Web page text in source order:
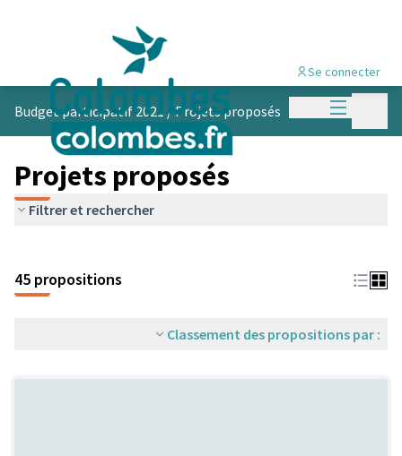
Menu
Se connecter
Budget participatif 2021 /Projets proposés
Projets proposés
Filtrer et rechercher
45 propositions
Classement des propositions par :